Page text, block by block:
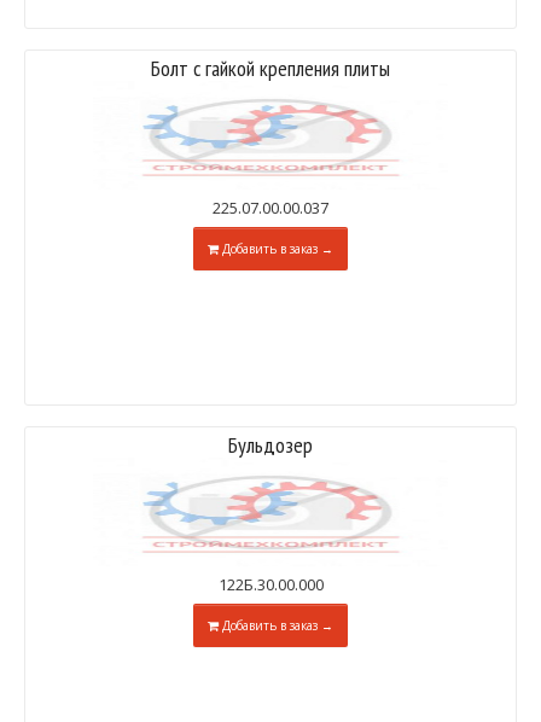
Болт с гайкой крепления плиты
225.07.00.00.037
Добавить в заказ →
Бульдозер
122Б.30.00.000
Добавить в заказ →